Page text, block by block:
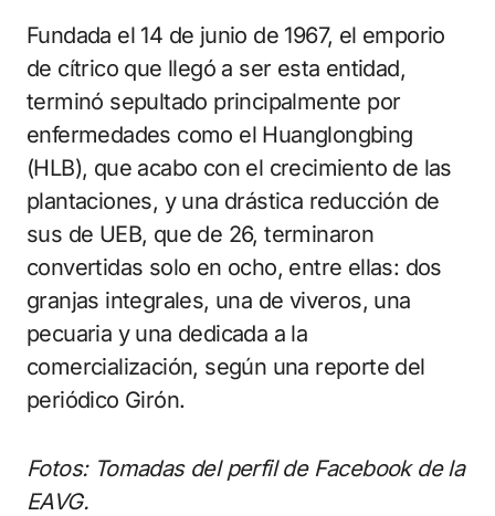
Fundada el 14 de junio de 1967, el emporio
de cítrico que llegó a ser esta entidad,
terminó sepultado principalmente por
enfermedades como el Huanglongbing
(HLB), que acabo con el crecimiento de las
plantaciones, y una drástica reducción de
sus de UEB, que de 26, terminaron
convertidas solo en ocho, entre ellas: dos
granjas integrales, una de viveros, una
pecuaria y una dedicada a la
comercialización, según una reporte del
periódico Girón.
Fotos: Tomadas del perfil de Facebook de la
EAVG.